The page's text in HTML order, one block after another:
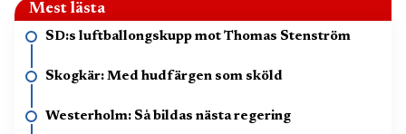
Mest lästa
SD:s luftballongskupp mot Thomas Stenström
Skogkär: Med hudfärgen som sköld
Westerholm: Så bildas nästa regering